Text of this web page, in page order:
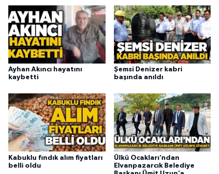
Ayhan Akıncı hayatını
kaybetti
Şemsi Denizer kabri
başında anıldı
Kabuklu fındık alım fiyatları
belli oldu
Ülkü Ocakları’ndan
Elvanpazarcık Belediye